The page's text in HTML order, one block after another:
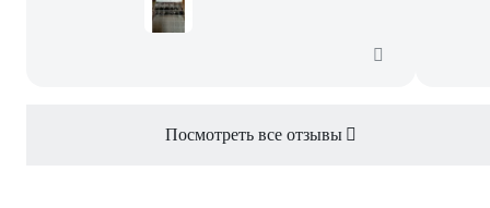
Посмотреть все отзывы